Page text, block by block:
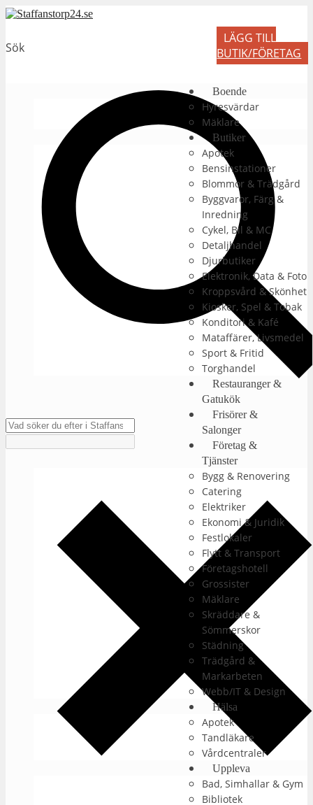
Sök
LÄGG TILL
BUTIK/FÖRETAG
Boende
Hyresvärdar
Mäklare
Butiker
Apotek
Bensinstationer
Blommor & Trädgård
Byggvaror, Färg &
Inredning
Cykel, Bil & MC
Detaljhandel
Djurbutiker
Elektronik, Data & Foto
Kroppsvård & Skönhet
Kiosker, Spel & Tobak
Konditori & Kafé
Mataffärer, Livsmedel
Sport & Fritid
Torghandel
Restauranger &
Gatukök
Frisörer &
Salonger
Företag &
Tjänster
Bygg & Renovering
Catering
Elektriker
Ekonomi & Juridik
Festlokaler
Flytt & Transport
Företagshotell
Grossister
Mäklare
Skräddare &
Sömmerskor
Städning
Trädgård &
Markarbeten
Webb/IT & Design
Hälsa
Apotek
Tandläkare
Vårdcentraler
Uppleva
Bad, Simhallar & Gym
Bibliotek